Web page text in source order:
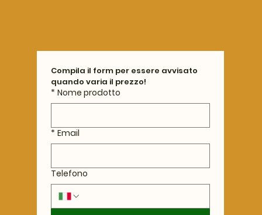
Compila il form per essere avvisato
quando varia il prezzo!
* Nome prodotto
* Email
Telefono